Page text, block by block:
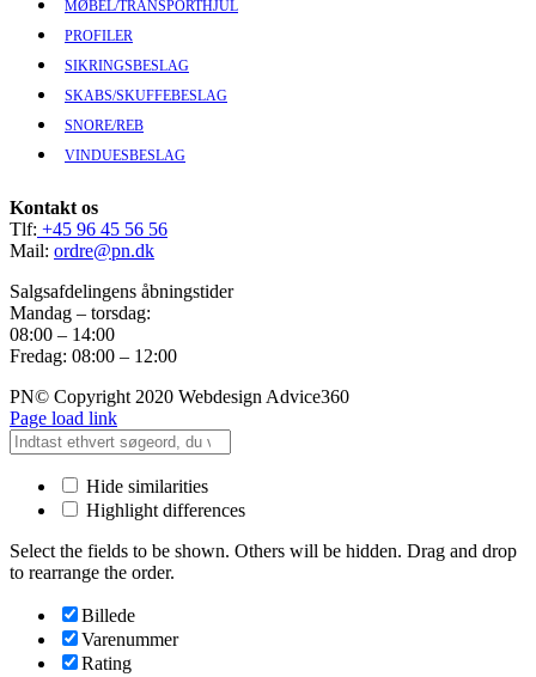
MØBEL/TRANSPORTHJUL
PROFILER
SIKRINGSBESLAG
SKABS/SKUFFEBESLAG
SNORE/REB
VINDUESBESLAG
Kontakt os
Tlf: +45 96 45 56 56
Mail: ordre@pn.dk
Salgsafdelingens åbningstider
Mandag – torsdag:
08:00 – 14:00
Fredag: 08:00 – 12:00
PN© Copyright 2020 Webdesign Advice360
Page load link
Hide similarities
Highlight differences
Select the fields to be shown. Others will be hidden. Drag and drop
to rearrange the order.
Billede
Varenummer
Rating